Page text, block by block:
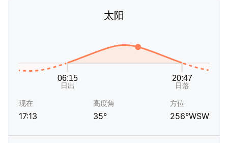
太阳
现在
17:13
高度角
35°
方位
256°WSW